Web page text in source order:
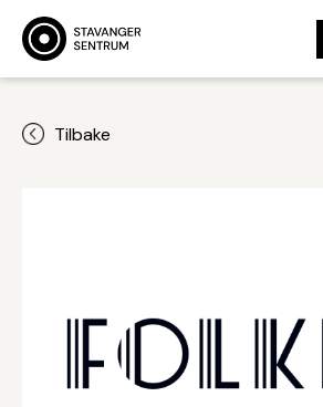
Tilbake